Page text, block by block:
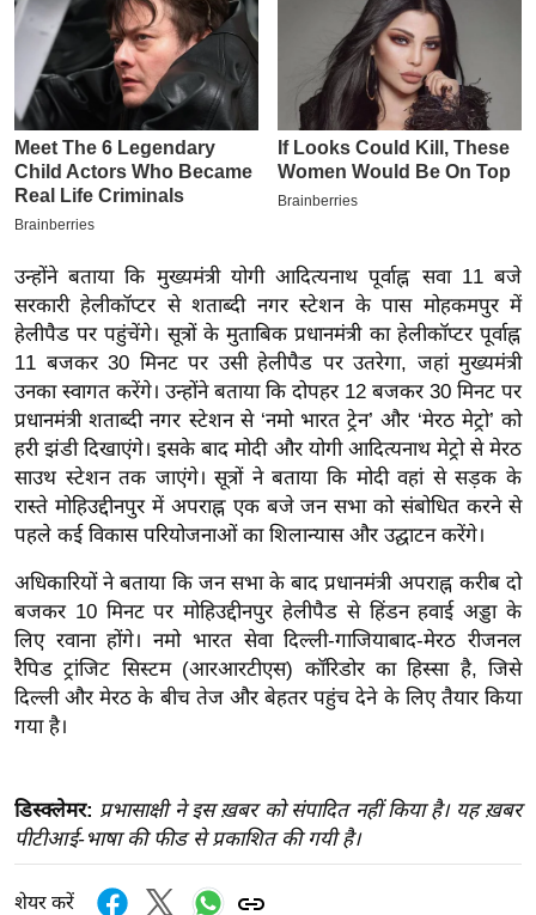
ई
-
पे
प
र
मि
सा
ल
बे
मि
सा
ल
श
ख्सि
य
त
यं
ग
इं
डि
सा
हि
त्य
ज
उन्होंने बताया कि मुख्यमंत्री योगी आदित्यनाथ पूर्वाह्न सवा 11 बजे
सरकारी हेलीकॉप्टर से शताब्दी नगर स्टेशन के पास मोहकमपुर में
हेलीपैड पर पहुंचेंगे। सूत्रों के मुताबिक प्रधानमंत्री का हेलीकॉप्टर पूर्वाह्न
11 बजकर 30 मिनट पर उसी हेलीपैड पर उतरेगा, जहां मुख्यमंत्री
उनका स्वागत करेंगे। उन्होंने बताया कि दोपहर 12 बजकर 30 मिनट पर
प्रधानमंत्री शताब्दी नगर स्टेशन से ‘नमो भारत ट्रेन’ और ‘मेरठ मेट्रो’ को
हरी झंडी दिखाएंगे। इसके बाद मोदी और योगी आदित्यनाथ मेट्रो से मेरठ
साउथ स्टेशन तक जाएंगे। सूत्रों ने बताया कि मोदी वहां से सड़क के
रास्ते मोहिउद्दीनपुर में अपराह्न एक बजे जन सभा को संबोधित करने से
पहले कई विकास परियोजनाओं का शिलान्यास और उद्घाटन करेंगे।
अधिकारियों ने बताया कि जन सभा के बाद प्रधानमंत्री अपराह्न करीब दो
बजकर 10 मिनट पर मोहिउद्दीनपुर हेलीपैड से हिंडन हवाई अड्डा के
लिए रवाना होंगे। नमो भारत सेवा दिल्ली-गाजियाबाद-मेरठ रीजनल
रैपिड ट्रांजिट सिस्टम (आरआरटीएस) कॉरिडोर का हिस्सा है, जिसे
दिल्ली और मेरठ के बीच तेज और बेहतर पहुंच देने के लिए तैयार किया
गया है।
डिस्क्लेमर: प्रभासाक्षी ने इस ख़बर को संपादित नहीं किया है। यह ख़बर
पीटीआई-भाषा की फीड से प्रकाशित की गयी है।
शेयर करें